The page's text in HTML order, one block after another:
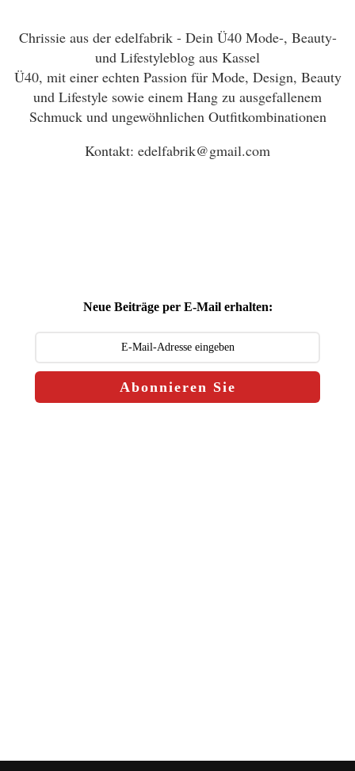
Chrissie aus der edelfabrik - Dein Ü40 Mode-, Beauty-
und Lifestyleblog aus Kassel
Ü40, mit einer echten Passion für Mode, Design, Beauty
und Lifestyle sowie einem Hang zu ausgefallenem
Schmuck und ungewöhnlichen Outfitkombinationen
Kontakt: edelfabrik@gmail.com
Neue Beiträge per E-Mail erhalten:
Abonnieren Sie